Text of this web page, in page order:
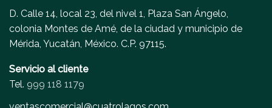
D. Calle 14, local 23, del nivel 1, Plaza San Ángelo,
colonia Montes de Amé, de la ciudad y municipio de
Mérida, Yucatán, México. C.P. 97115.
Servicio al cliente
Tel. 999 118 1179